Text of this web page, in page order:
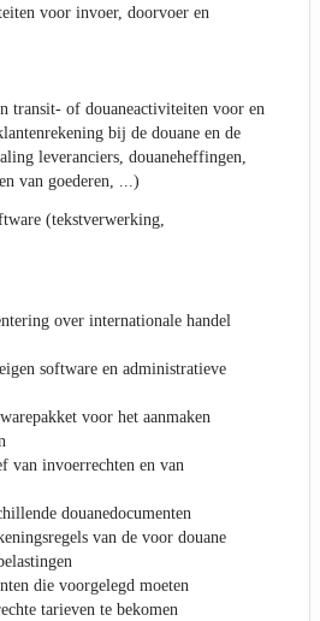
voor invoer, doorvoer en
transit- of douaneactiviteiten voor en
bij de douane en de
leveranciers, douaneheffingen,
van goederen, ...)
(tekstverwerking,
over internationale handel
software en administratieve
voor het aanmaken
van invoerrechten en van
douanedocumenten
van de voor douane
die voorgelegd moeten
tarieven te bekomen